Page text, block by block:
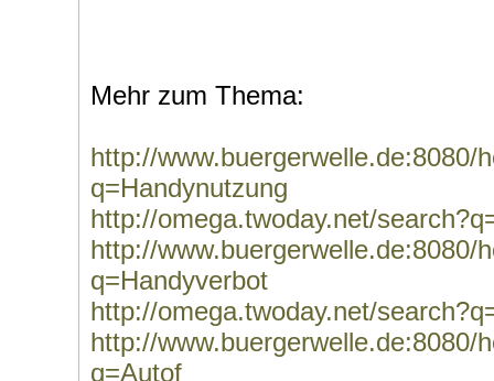
Mehr zum Thema:
http://www.buergerwelle.de:8080/
q=Handynutzung
http://omega.twoday.net/
http://www.buergerwelle.de:8080/
q=Handyverbot
http://omega.twoday.net/
http://www.buergerwelle.de:8080/
q=Autof